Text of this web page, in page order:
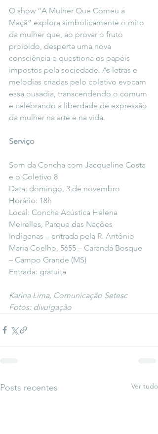
O show “A Mulher Que Comeu a
Maçã” explora simbolicamente o mito
da mulher que, ao provar o fruto
proibido, desperta uma nova
consciência e questiona os papéis
impostos pela sociedade. As letras e
melodias criadas pelo coletivo evocam
essa ousadia, transcendendo o comum
e celebrando a liberdade de expressão
da mulher na arte e na vida.
Serviço
Som da Concha com Jacqueline Costa
e o Coletivo 8
Data: domingo, 3 de novembro
Horário: 18h
Local: Concha Acústica Helena
Meirelles, Parque das Nações
Indígenas – entrada pela R. Antônio
Maria Coelho, 5655 – Carandá Bosque
– Campo Grande (MS)
Entrada: gratuita
Karina Lima, Comunicação Setesc
Fotos: divulgação
Posts recentes Ver tudo